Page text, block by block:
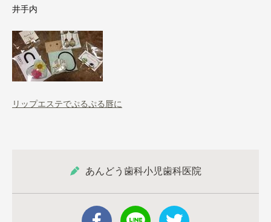
井手内
リップエステでぷるぷる唇に
あんどう歯科小児歯科医院